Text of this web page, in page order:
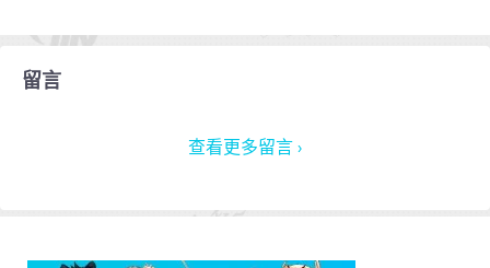
留言
查看更多留言 ›